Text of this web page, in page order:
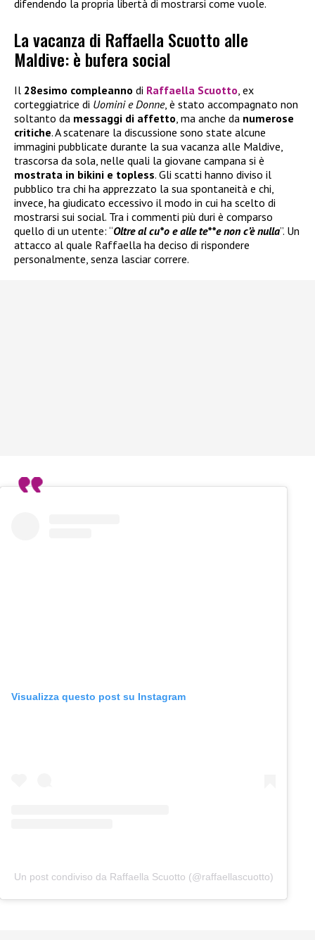
difendendo la propria libertà di mostrarsi come vuole.
La vacanza di Raffaella Scuotto alle
Maldive: è bufera social
Il 28esimo compleanno di Raffaella Scuotto , ex
corteggiatrice di Uomini e Donne, è stato accompagnato non
soltanto da messaggi di affetto , ma anche da numerose
critiche. A scatenare la discussione sono state alcune
immagini pubblicate durante la sua vacanza alle Maldive,
trascorsa da sola, nelle quali la giovane campana si è
mostrata in bikini e topless. Gli scatti hanno diviso il
pubblico tra chi ha apprezzato la sua spontaneità e chi,
invece, ha giudicato eccessivo il modo in cui ha scelto di
mostrarsi sui social. Tra i commenti più duri è comparso
quello di un utente: “Oltre al cu*o e alle te**e non c’è nulla”. Un
attacco al quale Raffaella ha deciso di rispondere
personalmente, senza lasciar correre.
Visualizza questo post su Instagram
Un post condiviso da Raffaella Scuotto (@raffaellascuotto)